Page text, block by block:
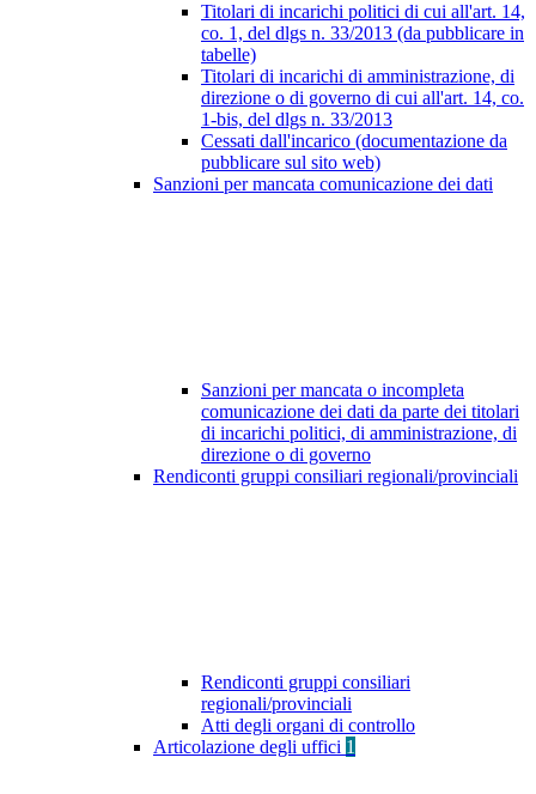
Titolari di incarichi politici di cui all'art. 14,
co. 1, del dlgs n. 33/2013 (da pubblicare in
tabelle)
Titolari di incarichi di amministrazione, di
direzione o di governo di cui all'art. 14, co.
1-bis, del dlgs n. 33/2013
Cessati dall'incarico (documentazione da
pubblicare sul sito web)
Sanzioni per mancata comunicazione dei dati
Sanzioni per mancata o incompleta
comunicazione dei dati da parte dei titolari
di incarichi politici, di amministrazione, di
direzione o di governo
Rendiconti gruppi consiliari regionali/provinciali
Rendiconti gruppi consiliari
regionali/provinciali
Atti degli organi di controllo
Articolazione degli uffici 1